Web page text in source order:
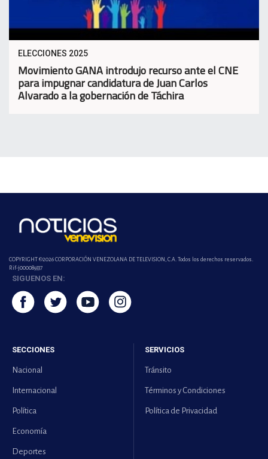
ELECCIONES 2025
Movimiento GANA introdujo recurso ante el CNE
para impugnar candidatura de Juan Carlos
Alvarado a la gobernación de Táchira
COPYRIGHT ©2026 CORPORACIÓN VENEZOLANA DE TELEVISION, C.A. Todos los derechos reservados.
Rif-j000089337
SIGUENOS EN:
SECCIONES
Nacional
Internacional
Política
Economía
Deportes
SERVICIOS
Tránsito
Términos y Condiciones
Política de Privacidad